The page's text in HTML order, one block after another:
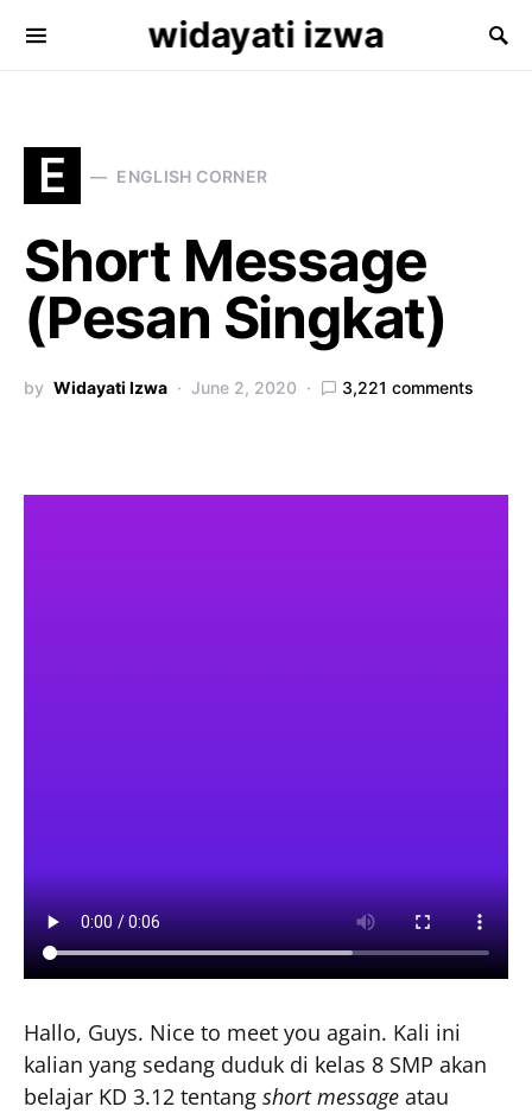
widayati izwa
Search for:
E ENGLISH CORNER
Short Message
(Pesan Singkat)
by Widayati Izwa June 2, 2020 3,221 comments
Hallo, Guys. Nice to meet you again. Kali ini
kalian yang sedang duduk di kelas 8 SMP akan
belajar KD 3.12 tentang short message atau